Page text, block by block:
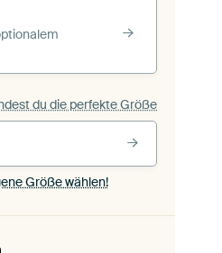
du die perfekte Größe
Größe wählen!